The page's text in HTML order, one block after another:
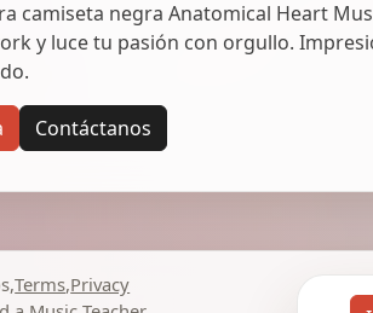
camiseta negra Anatomical Heart
y luce tu pasión con orgullo.
Contáctanos
,Terms,Privacy